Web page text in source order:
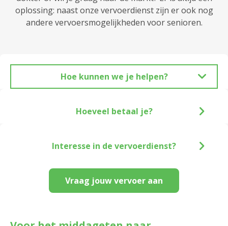
oplossing: naast onze vervoerdienst zijn er ook nog
andere vervoersmogelijkheden voor senioren.
Hoe kunnen we je helpen?
Vraag jouw vervoer aan
Hoeveel betaal je?
Interesse in de vervoerdienst?